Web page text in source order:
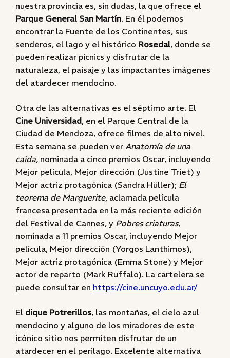
nuestra provincia es, sin dudas, la que ofrece el
Parque General San Martín. En él podemos
encontrar la Fuente de los Continentes, sus
senderos, el lago y el histórico Rosedal, donde se
pueden realizar picnics y disfrutar de la
naturaleza, el paisaje y las impactantes imágenes
del atardecer mendocino.
Otra de las alternativas es el séptimo arte. El
Cine Universidad, en el Parque Central de la
Ciudad de Mendoza, ofrece filmes de alto nivel.
Esta semana se pueden ver Anatomía de una
caída, nominada a cinco premios Oscar, incluyendo
Mejor película, Mejor dirección (Justine Triet) y
Mejor actriz protagónica (Sandra Hüller); El
teorema de Marguerite, aclamada película
francesa presentada en la más reciente edición
del Festival de Cannes, y Pobres criaturas,
nominada a 11 premios Oscar, incluyendo Mejor
película, Mejor dirección (Yorgos Lanthimos),
Mejor actriz protagónica (Emma Stone) y Mejor
actor de reparto (Mark Ruffalo). La cartelera se
puede consultar en https://cine.uncuyo.edu.ar/
El dique Potrerillos, las montañas, el cielo azul
mendocino y alguno de los miradores de este
icónico sitio nos permiten disfrutar de un
atardecer en el perilago. Excelente alternativa